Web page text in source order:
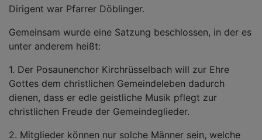
Dirigent war Pfarrer Döblinger.
Gemeinsam wurde eine Satzung beschlossen, in der es
unter anderem heißt:
1. Der Posaunenchor Kirchrüsselbach will zur Ehre
Gottes dem christlichen Gemeindeleben dadurch
dienen, dass er edle geistliche Musik pflegt zur
christlichen Freude der Gemeindeglieder.
2. Mitglieder können nur solche Männer sein, welche